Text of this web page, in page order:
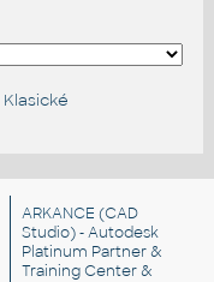
Klasické
ARKANCE (CAD
Studio) - Autodesk
Platinum Partner &
Training Center &